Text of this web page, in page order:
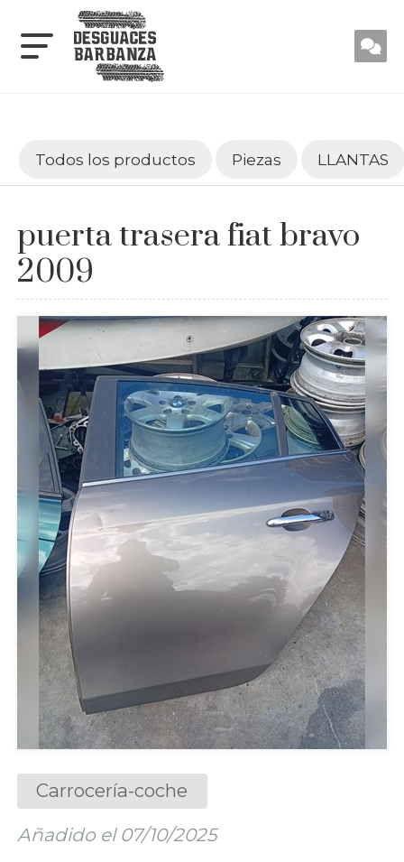
Todos los productos Piezas LLANTAS
puerta trasera fiat bravo
2009
Carrocería-coche
Añadido el 07/10/2025